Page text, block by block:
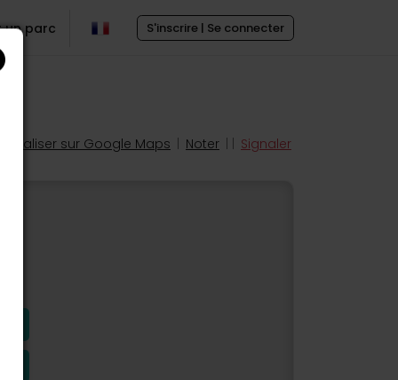
S'inscrire | Se connecter
un parc
Localiser sur Google Maps Noter Signaler